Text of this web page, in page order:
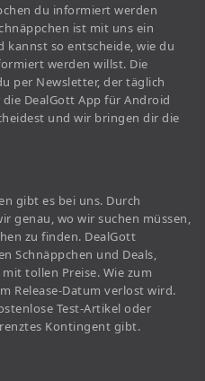
du informiert werden
ist mit uns ein
kannst so entscheide, wie du
werden willst. Die
per Newsletter, der täglich
DealGott App für Android
und wir bringen dir die
gibt es bei uns. Durch
genau, wo wir suchen müssen,
zu finden. DealGott
Schnäppchen und Deals,
tollen Preise. Wie zum
Release-Datum verlost wird.
Test-Artikel oder
Kontingent gibt.